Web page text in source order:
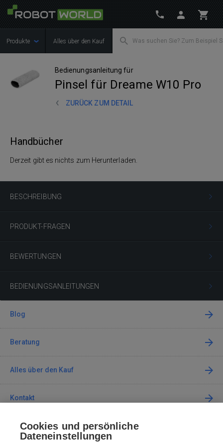
Produkte Alles über den Kauf
Bedienungsanleitung für
Pinsel für Dreame W10 Pro
ZURÜCK ZUM DETAIL
BESCHREIBUNG
PRODUKT-FRAGEN
BEWERTUNGEN
BEDIENUNGSANLEITUNGEN
Handbücher
Derzeit gibt es nichts zum Herunterladen.
Blog
Beratung
Alles über den Kauf
Kontakt
Kontaktieren Sie uns
Cookies und persönliche
Dateneinstellungen